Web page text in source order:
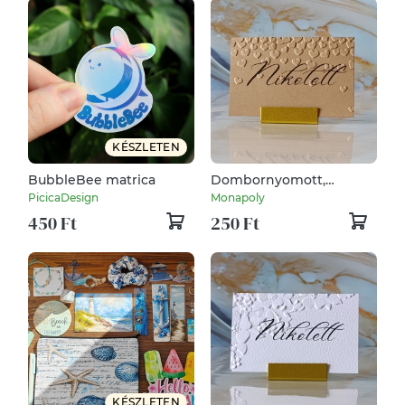
KÉSZLETEN
BubbleBee matrica
PicicaDesign
450 Ft
Dombornyomott,
esküvői, szives
ültetőkártya, névtábla,
ültetőkártya,
dombornyomott, szív,
szivecske
Monapoly
250 Ft
KÉSZLETEN